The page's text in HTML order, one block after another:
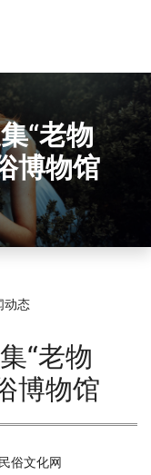
“老物
博物馆
动态
“老物
博物馆
俗文化网